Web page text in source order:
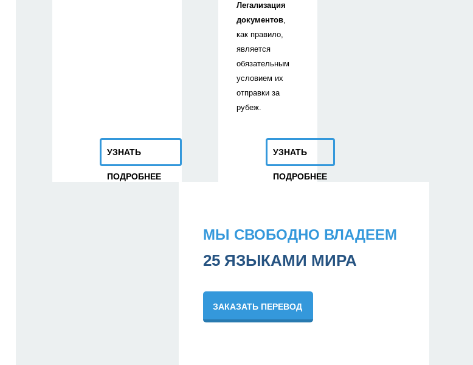
УЗНАТЬ
ПОДРОБНЕЕ
Легализация
документов,
как правило,
является
обязательным
условием их
отправки за
рубеж.
УЗНАТЬ
ПОДРОБНЕЕ
МЫ СВОБОДНО ВЛАДЕЕМ
25 ЯЗЫКАМИ МИРА
ЗАКАЗАТЬ ПЕРЕВОД